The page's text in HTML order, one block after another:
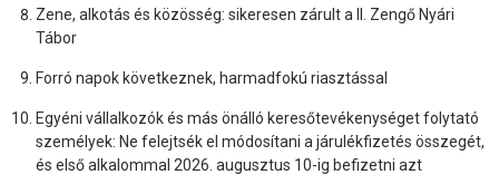
Zene, alkotás és közösség: sikeresen zárult a II. Zengő Nyári
Tábor
Forró napok következnek, harmadfokú riasztással
Egyéni vállalkozók és más önálló keresőtevékenységet folytató
személyek: Ne felejtsék el módosítani a járulékfizetés összegét,
és első alkalommal 2026. augusztus 10-ig befizetni azt